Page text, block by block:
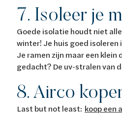
7. Isoleer je
Goede isolatie houdt niet
winter! Je huis goed isoleren
Je ramen zijn maar een klein
gedacht? De uv-stralen van
8. Airco
Last but not least: koop een